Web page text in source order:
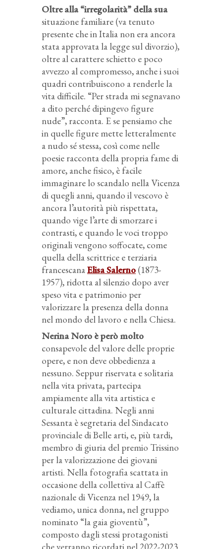
Oltre alla “irregolarità” della sua
situazione familiare (va tenuto
presente che in Italia non era ancora
stata approvata la legge sul divorzio),
oltre al carattere schietto e poco
avvezzo al compromesso, anche i suoi
quadri contribuiscono a renderle la
vita difficile. “Per strada mi segnavano
a dito perché dipingevo figure
nude”, racconta. E se pensiamo che
in quelle figure mette letteralmente
a nudo sé stessa, così come nelle
poesie racconta della propria fame di
amore, anche fisico, è facile
immaginare lo scandalo nella Vicenza
di quegli anni, quando il vescovo è
ancora l’autorità più rispettata,
quando vige l’arte di smorzare i
contrasti, e quando le voci troppo
originali vengono soffocate, come
quella della scrittrice e terziaria
francescanaElisa Salerno (1873-
1957), ridotta al silenzio dopo aver
speso vita e patrimonio per
valorizzare la presenza della donna
nel mondo del lavoro e nella Chiesa.
Nerina Noro è però molto
consapevole del valore delle proprie
opere, e non deve obbedienza a
nessuno. Seppur riservata e solitaria
nella vita privata, partecipa
ampiamente alla vita artistica e
culturale cittadina. Negli anni
Sessanta è segretaria del Sindacato
provinciale di Belle arti, e, più tardi,
membro di giuria del premio Trissino
per la valorizzazione dei giovani
artisti. Nella fotografia scattata in
occasione della collettiva al Caffè
nazionale di Vicenza nel 1949, la
vediamo, unica donna, nel gruppo
nominato “la gaia gioventù”,
composto dagli stessi protagonisti